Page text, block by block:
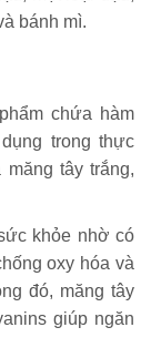
bánh mì.
chứa hàm
trong thực
tây trắng,
khỏe nhờ có
oxy hóa và
đó, măng tây
giúp ngăn